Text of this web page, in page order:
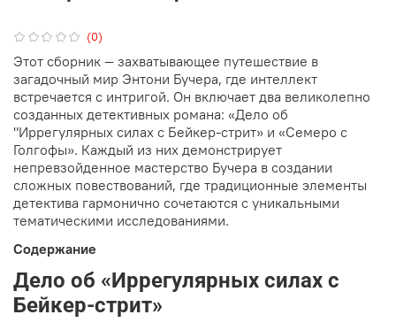
(0)
Этот сборник — захватывающее путешествие в
загадочный мир Энтони Бучера, где интеллект
встречается с интригой. Он включает два великолепно
созданных детективных романа: «Дело об
"Иррегулярных силах с Бейкер-стрит» и «Семеро с
Голгофы». Каждый из них демонстрирует
непревзойденное мастерство Бучера в создании
сложных повествований, где традиционные элементы
детектива гармонично сочетаются с уникальными
тематическими исследованиями.
Содержание
Дело об «Иррегулярных силах с
Бейкер-стрит»